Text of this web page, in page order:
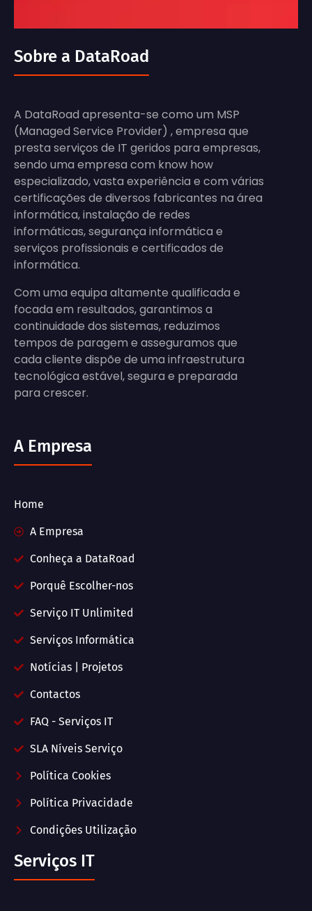
Sobre a DataRoad
A DataRoad apresenta-se como um MSP
(Managed Service Provider) , empresa que
presta serviços de IT geridos para empresas,
sendo uma empresa com know how
especializado, vasta experiência e com várias
certificações de diversos fabricantes na área
informática, instalação de redes
informáticas, segurança informática e
serviços profissionais e certificados de
informática.
Com uma equipa altamente qualificada e
focada em resultados, garantimos a
continuidade dos sistemas, reduzimos
tempos de paragem e asseguramos que
cada cliente dispõe de uma infraestrutura
tecnológica estável, segura e preparada
para crescer.
A Empresa
Home
A Empresa
Conheça a DataRoad
Porquê Escolher-nos
Serviço IT Unlimited
Serviços Informática
Notícias | Projetos
Contactos
FAQ - Serviços IT
SLA Níveis Serviço
Política Cookies
Política Privacidade
Condições Utilização
Serviços IT